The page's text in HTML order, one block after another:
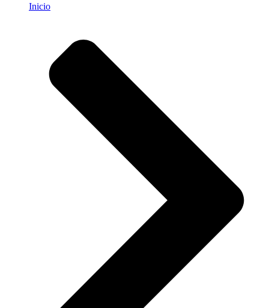
Inicio